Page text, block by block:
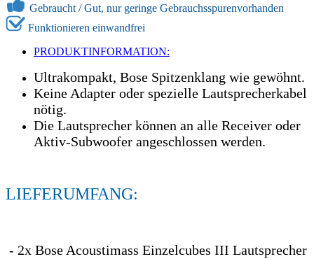
Gebraucht /Gut, nur geringe Gebrauchsspurenvorhanden
Funktionieren einwandfrei
PRODUKTINFORMATION:
Ultrakompakt, Bose Spitzenklang wie gewöhnt.
Keine Adapter oder spezielle Lautsprecherkabel
nötig.
Die Lautsprecher können an alle Receiver oder
Aktiv-Subwoofer angeschlossen werden.
LIEFERUMFANG:
- 2x Bose Acoustimass Einzelcubes III Lautsprecher